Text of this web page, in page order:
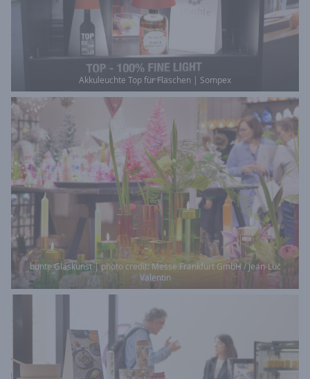
Akkuleuchte Top für Flaschen | Sompex
bunte Glaskunst | photo credit: Messe Frankfurt GmbH / Jean-Luc
Valentin